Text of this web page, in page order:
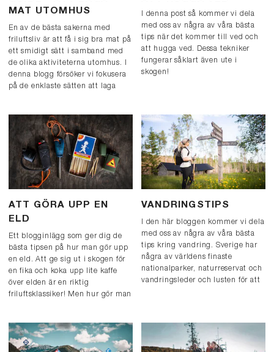
MAT UTOMHUS
En av de bästa sakerna med
friluftsliv är att få i sig bra mat på
ett smidigt sätt i samband med
de olika aktiviteterna utomhus. I
denna blogg försöker vi fokusera
på de enklaste sätten att laga
I denna post så kommer vi dela
med oss av några av våra bästa
tips när det kommer till ved och
att hugga ved. Dessa tekniker
fungerar såklart även ute i
skogen!
ATT GÖRA UPP EN
ELD
Ett blogginlägg som ger dig de
bästa tipsen på hur man gör upp
en eld. Att ge sig ut i skogen för
en fika och koka upp lite kaffe
över elden är en riktig
friluftsklassiker! Men hur gör man
VANDRINGSTIPS
I den här bloggen kommer vi dela
med oss av några av våra bästa
tips kring vandring. Sverige har
några av världens finaste
nationalparker, naturreservat och
vandringsleder och lusten för att